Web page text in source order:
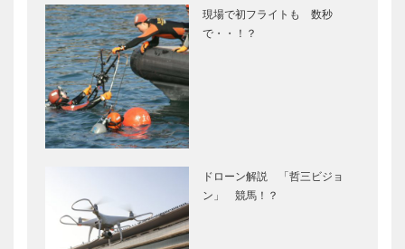
現場で初フライトも 数秒
で・・！？
ドローン解説 「哲三ビジョ
ン」 競馬！？